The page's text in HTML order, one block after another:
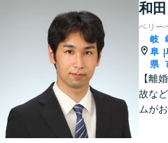
和
ベリー
岐
阜
県
|
【離
故な
ムが